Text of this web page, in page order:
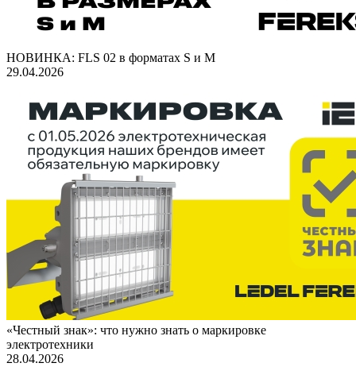
НОВИНКА: FLS 02 в форматах S и M
29.04.2026
«Честный знак»: что нужно знать о маркировке
электротехники
28.04.2026